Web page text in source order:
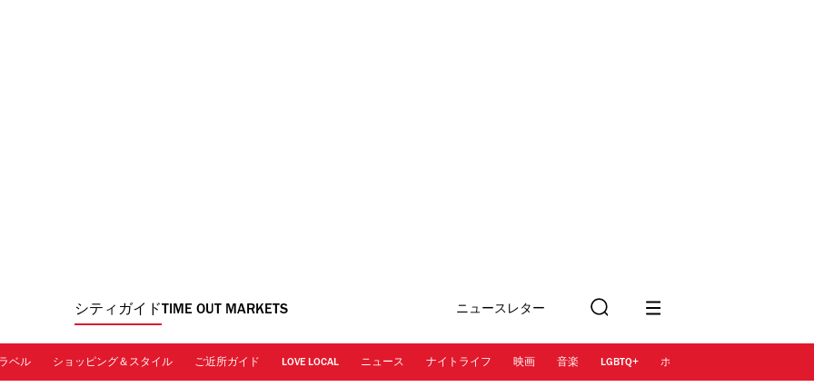
シティガイド TIME OUT MARKETS ニュースレター
に登録
索
ベル ショッピング＆スタイル ご近所ガイド LOVE LOCAL ニュース ナイトライフ 映画 音楽 LGBTQ+ ホテル